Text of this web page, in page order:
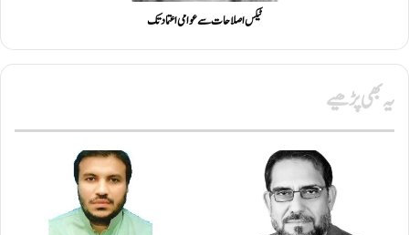
ٹیکس اصلاحات سے عوامی اعتماد تک
یہ بھی پڑھیے